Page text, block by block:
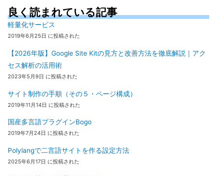
良く読まれている記事
軽量化サービス
2019年6月25日 に投稿された
【2026年版】Google Site Kitの見方と改善方法を徹底解説｜アク
セス解析の活用術
2023年5月9日 に投稿された
サイト制作の手順（その５・ページ構成）
2019年11月14日 に投稿された
国産多言語プラグインBogo
2019年7月24日 に投稿された
Polylangで二言語サイトを作る設定方法
2025年6月17日 に投稿された